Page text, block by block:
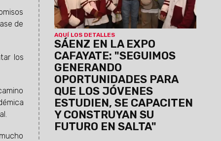
de
los
AQUÍ LOS DETALLES
SÁENZ EN LA EXPO
CAFAYATE: "SEGUIMOS
GENERANDO
OPORTUNIDADES PARA
QUE LOS JÓVENES
ESTUDIEN, SE CAPACITEN
Y CONSTRUYAN SU
FUTURO EN SALTA"
de formación profesional y otras
instituciones presentaron sus planes de
estudio e iniciativas de inserción laboral.